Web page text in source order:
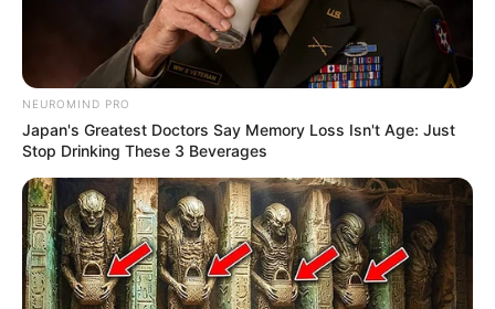
IMAGENS DE DRONE REVELAM GRAVIDADE
DOS DANOS CAUSADOS POR TERREMOTO NA
VENEZUELA
pensandodireita.com